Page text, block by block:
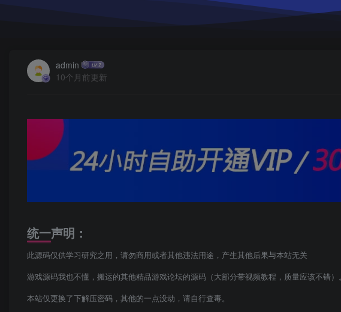
admin
10个月前更新
统一声明：
此源码仅供学习研究之用，请勿商用或者其他违法用途，产生其他后果与本站无关
游戏源码我也不懂，搬运的其他精品游戏论坛的源码（大部分带视频教程，质量应该不错）
本站仅更换了下解压密码，其他的一点没动，请自行查毒。